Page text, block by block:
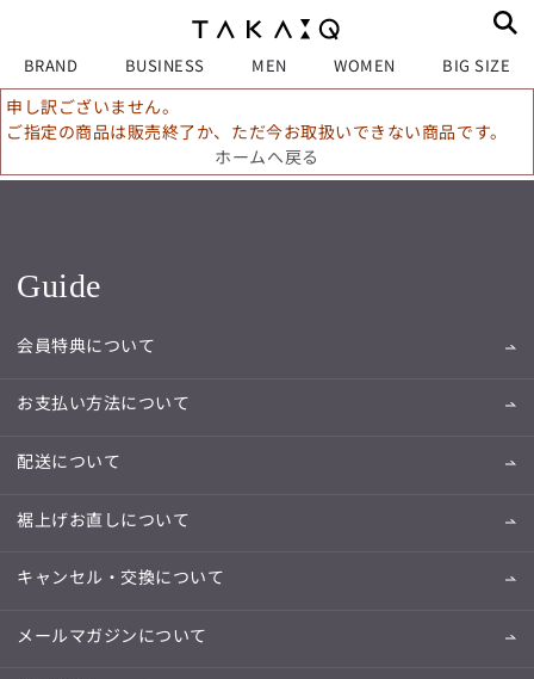
BRAND BUSINESS MEN WOMEN BIG SIZE
申し訳ございません。
ご指定の商品は販売終了か、ただ今お取扱いできない商品です。
ホームへ戻る
Guide
会員特典について
お支払い方法について
配送について
裾上げお直しについて
キャンセル・交換について
メールマガジンについて